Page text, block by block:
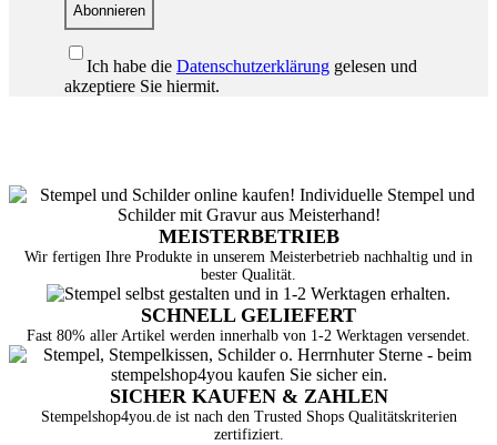
Abonnieren
Ich habe die Datenschutzerklärung gelesen und
akzeptiere Sie hiermit.
MEISTERBETRIEB
Wir fertigen Ihre Produkte in unserem Meisterbetrieb nachhaltig und in
bester Qualität.
SCHNELL GELIEFERT
Fast 80% aller Artikel werden innerhalb von 1-2 Werktagen versendet.
SICHER KAUFEN & ZAHLEN
Stempelshop4you.de ist nach den Trusted Shops Qualitätskriterien
zertifiziert.